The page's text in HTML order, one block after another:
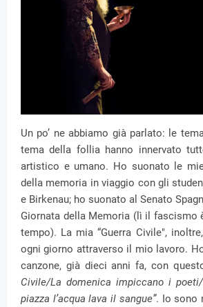
Un po’ ne abbiamo già parlato: le
tema della follia hanno innervato
artistico e umano. Ho suonato le
della memoria in viaggio con gli
e Birkenau; ho suonato al Senato
Giornata della Memoria (lì il fascismo
tempo). La mia “Guerra Civile",
ogni giorno attraverso il mio lavoro.
canzone, già dieci anni fa, con
Civile/La domenica impiccano i poeti/
piazza l’acqua lava il sangue”. Io sono